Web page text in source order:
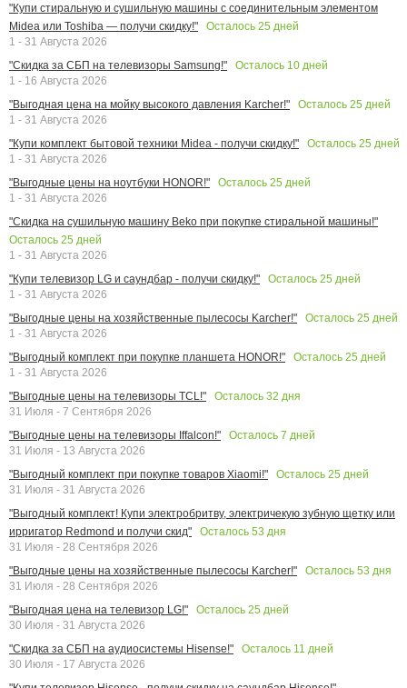
"Купи стиральную и сушильную машины с соединительным элементом
Midea или Toshiba — получи скидку!"
Осталось 25 дней
1 - 31 Августа 2026
"Скидка за СБП на телевизоры Samsung!"
Осталось 10 дней
1 - 16 Августа 2026
"Выгодная цена на мойку высокого давления Karcher!"
Осталось 25 дней
1 - 31 Августа 2026
"Купи комплект бытовой техники Midea - получи скидку!"
Осталось 25 дней
1 - 31 Августа 2026
"Выгодные цены на ноутбуки HONOR!"
Осталось 25 дней
1 - 31 Августа 2026
"Скидка на сушильную машину Beko при покупке стиральной машины!"
Осталось 25 дней
1 - 31 Августа 2026
"Купи телевизор LG и саундбар - получи скидку!"
Осталось 25 дней
1 - 31 Августа 2026
"Выгодные цены на хозяйственные пылесосы Karcher!"
Осталось 25 дней
1 - 31 Августа 2026
"Выгодный комплект при покупке планшета HONOR!"
Осталось 25 дней
1 - 31 Августа 2026
"Выгодные цены на телевизоры TCL!"
Осталось 32 дня
31 Июля - 7 Сентября 2026
"Выгодные цены на телевизоры Iffalcon!"
Осталось 7 дней
31 Июля - 13 Августа 2026
"Выгодный комплект при покупке товаров Xiaomi!"
Осталось 25 дней
31 Июля - 31 Августа 2026
"Выгодный комплект! Купи электробритву, электричекую зубную щетку или
ирригатор Redmond и получи скид"
Осталось 53 дня
31 Июля - 28 Сентября 2026
"Выгодные цены на хозяйственные пылесосы Karcher!"
Осталось 53 дня
31 Июля - 28 Сентября 2026
"Выгодная цена на телевизор LG!"
Осталось 25 дней
30 Июля - 31 Августа 2026
"Скидка за СБП на аудиосистемы Hisense!"
Осталось 11 дней
30 Июля - 17 Августа 2026